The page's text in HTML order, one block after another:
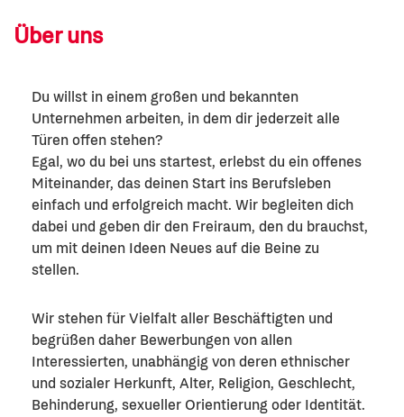
Über uns
Du willst in einem großen und bekannten
Unternehmen arbeiten, in dem dir jederzeit alle
Türen offen stehen?
Egal, wo du bei uns startest, erlebst du ein offenes
Miteinander, das deinen Start ins Berufsleben
einfach und erfolgreich macht. Wir begleiten dich
dabei und geben dir den Freiraum, den du brauchst,
um mit deinen Ideen Neues auf die Beine zu
stellen.
Wir stehen für Vielfalt aller Beschäftigten und
begrüßen daher Bewerbungen von allen
Interessierten, unabhängig von deren ethnischer
und sozialer Herkunft, Alter, Religion, Geschlecht,
Behinderung, sexueller Orientierung oder Identität.